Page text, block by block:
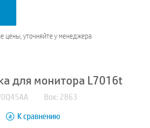
цены, уточняйте у менеджера
для монитора L7016t
Box: 2863
К сравнению